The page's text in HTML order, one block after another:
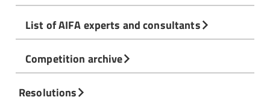
List of AIFA experts and consultants
Competition archive
Resolutions